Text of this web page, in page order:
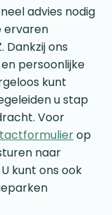
advies nodig
ervaren
Dankzij ons
persoonlijke
kunt
u stap
Voor
op
naar
U kunt ons ook